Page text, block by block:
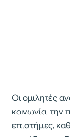
Οι ομιλητές
κοινωνία, την
επιστήμες,